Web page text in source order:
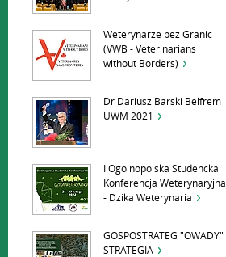
Weterynarze bez Granic
(VWB - Veterinarians
without Borders)
Dr Dariusz Barski Belfrem
UWM 2021
I Ogólnopolska Studencka
Konferencja Weterynaryjna
- Dzika Weterynaria
GOSPOSTRATEG "OWADY"
STRATEGIA